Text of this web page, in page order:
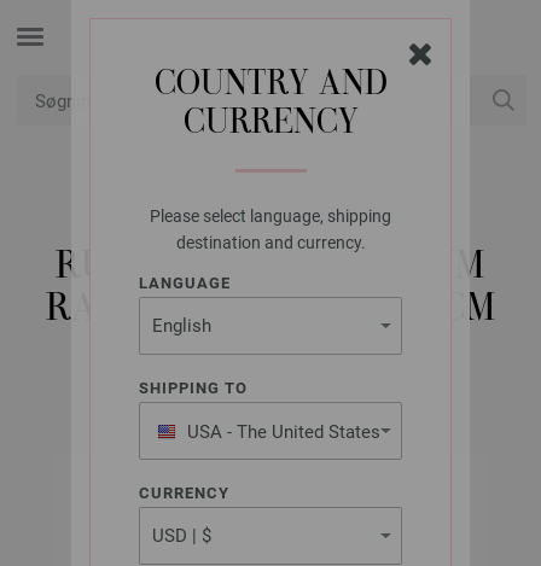
COUNTRY AND
CURRENCY
Please select language, shipping
destination and currency.
LANGUAGE
SHIPPING TO
USA - The United States
of America
CURRENCY
LANA GROSSA
RUNDPIND ALUMINIUM
RAINBOW STR. 2,5/80CM